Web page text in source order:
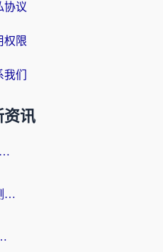
协议
权限
们
资讯
雷神手游和sixfast哪个好？海外党亲测3款回国加速器，教你选对不踩坑
穿梭和快喵好用吗？海外党亲测：小众加速器对比+番茄加速器深度体验
亲测+2026回国加速器避坑指南